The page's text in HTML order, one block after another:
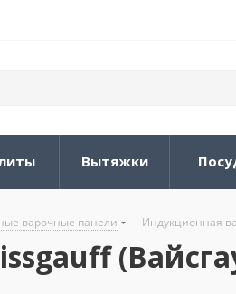
Вытяжки
варочные панели - Индукционная